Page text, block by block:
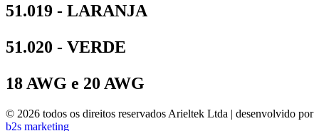
51.019 - LARANJA
51.020 - VERDE
18 AWG e 20 AWG
© 2026 todos os direitos reservados Arieltek Ltda | desenvolvido por
b2s marketing